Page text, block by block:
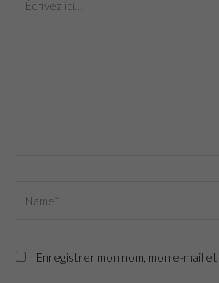
ici…
Enregistrer mon nom, mon e-mail